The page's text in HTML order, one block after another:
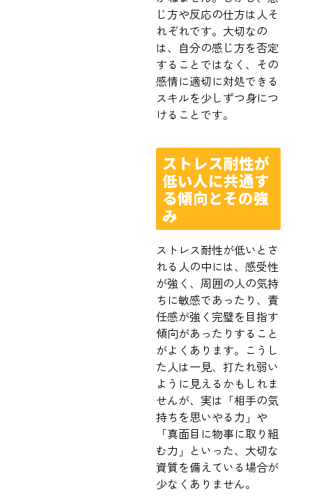
じ方や反応の仕方は人そ
れぞれです。大切なの
は、自分の感じ方を否定
することではなく、その
感情に適切に対処できる
スキルを少しずつ身につ
けることです。
ストレス耐性が
低い人に共通す
る傾向とその強
み
ストレス耐性が低いとさ
れる人の中には、感受性
が強く、周囲の人の気持
ちに敏感であったり、責
任感が強く完璧を目指す
傾向があったりすること
がよくあります。こうし
た人は一見、打たれ弱い
ように見えるかもしれま
せんが、実は「相手の気
持ちを思いやる力」や
「真面目に物事に取り組
む力」といった、大切な
資質を備えている場合が
少なくありません。